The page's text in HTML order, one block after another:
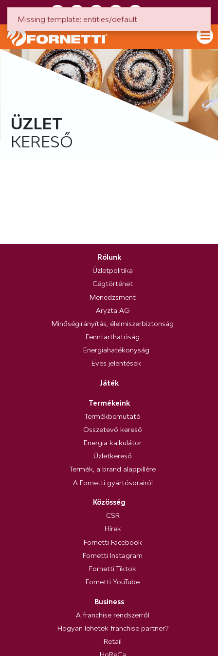
ÜZLET
KERESŐ
Rólunk
Üzletpolitika
Cégtörténet
Menedzsment
Aryzta AG
Minőségirányítás, élelmiszerbiztonság
Fenntarthatóság
Energiahatékonyság
Éves jelentések
Játék
Termékeink
Termékbemutató
Összetevő kereső
Energia kalkulátor
Üzletkereső
Termék, a brand alappillére
A Fornetti gyártósorairól
Közösség
CSR
Hírek
Fornetti Facebook
Fornetti Instagram
Fornetti Tiktok
Fornetti YouTube
Business
A franchise rendszerről
Hogyan lehetek franchise partner?
Retail
Missing template: entities/default